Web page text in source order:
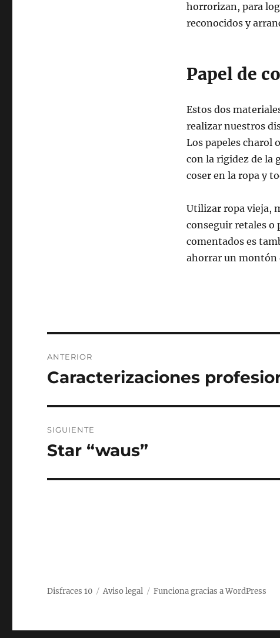
horrorizan, para
reconocidos y
Papel de
Estos dos
realizar nuestros
Los papeles charol
con la rigidez de la
coser en la ropa y
Utilizar ropa vieja,
conseguir retales o
comentados es
ahorrar un montón
de
ANTERIOR
Entrada
Caracterizaciones
SIGUIENTE
Entrada
Star “waus”
Disfraces 10 Aviso legal Funciona gracias a WordPress